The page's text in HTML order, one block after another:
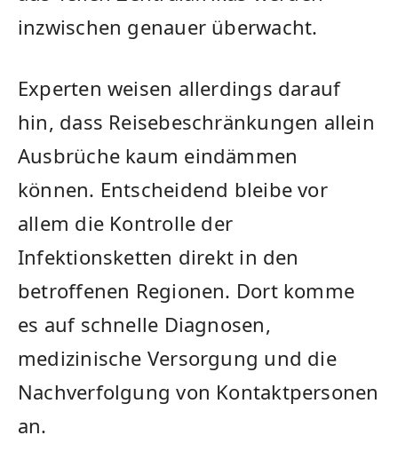
inzwischen genauer überwacht.
Experten weisen allerdings darauf
hin, dass Reisebeschränkungen allein
Ausbrüche kaum eindämmen
können. Entscheidend bleibe vor
allem die Kontrolle der
Infektionsketten direkt in den
betroffenen Regionen. Dort komme
es auf schnelle Diagnosen,
medizinische Versorgung und die
Nachverfolgung von Kontaktpersonen
an.